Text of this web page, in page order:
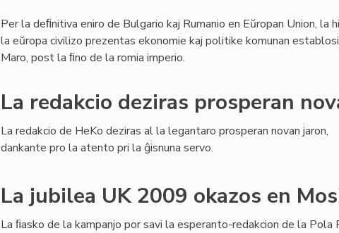
Per la deﬁnitiva eniro de Bulgario kaj Rumanio en Eŭropan Union, la
la eŭropa civilizo prezentas ekonomie kaj politike komunan
Maro, post la ﬁno de la romia imperio.
La redakcio deziras prosperan
La redakcio de HeKo deziras al la legantaro prosperan novan jaron,
dankante pro la atento pri la ĝisnuna servo.
La jubilea UK 2009 okazos en
La ﬁasko de la kampanjo por savi la esperanto-redakcion de la Pola